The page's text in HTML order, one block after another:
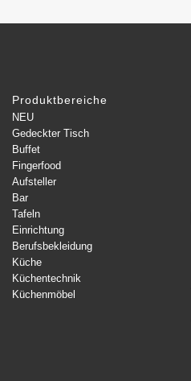
Produktbereiche
NEU
Gedeckter Tisch
Buffet
Fingerfood
Aufsteller
Bar
Tafeln
Einrichtung
Berufsbekleidung
Küche
Küchentechnik
Küchenmöbel